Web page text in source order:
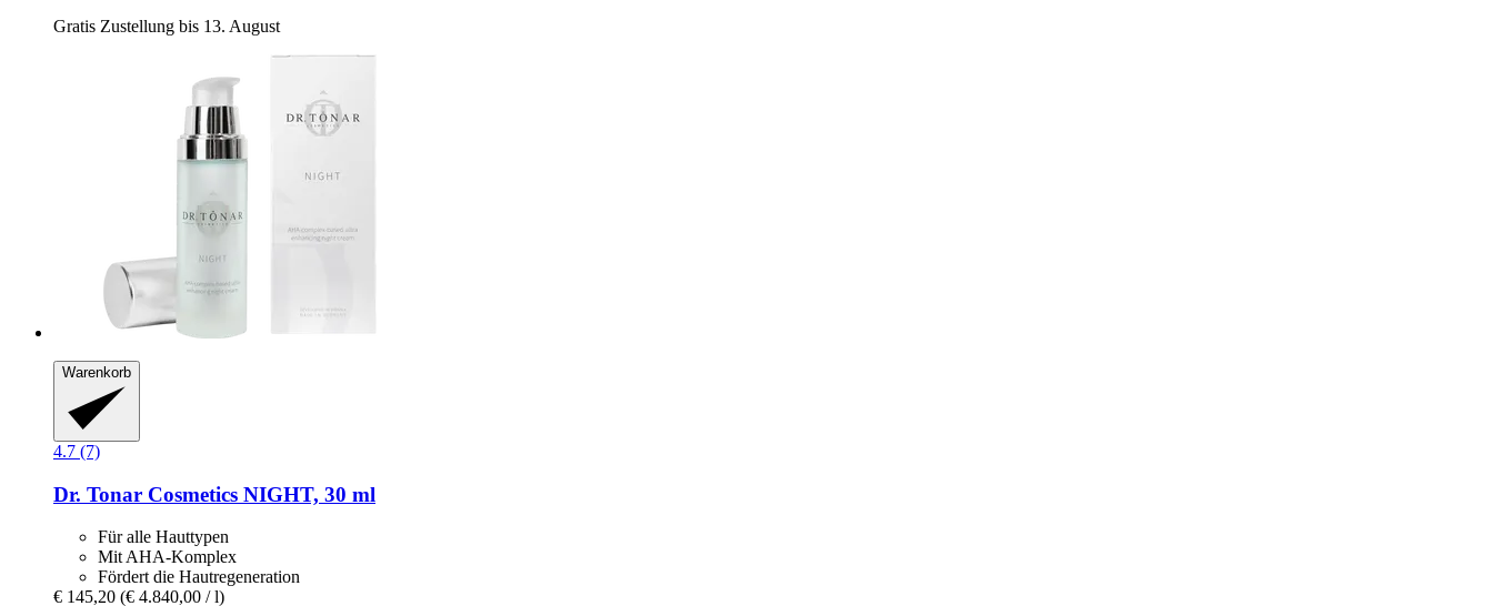
Gratis Zustellung bis 13. August
Warenkorb
4.7 (7)
Dr. Tonar Cosmetics NIGHT, 30 ml
Für alle Hauttypen
Mit AHA-Komplex
Fördert die Hautregeneration
€ 145,20 (€ 4.840,00 / l)